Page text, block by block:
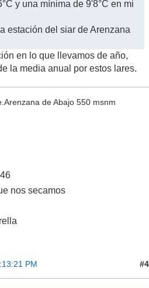
y una mínima de 9'8°C en mi
estación del siar de Arenzana
en lo que llevamos de año,
la media anual por estos lares.
de Abajo 550 msnm
nos secamos
PM #4